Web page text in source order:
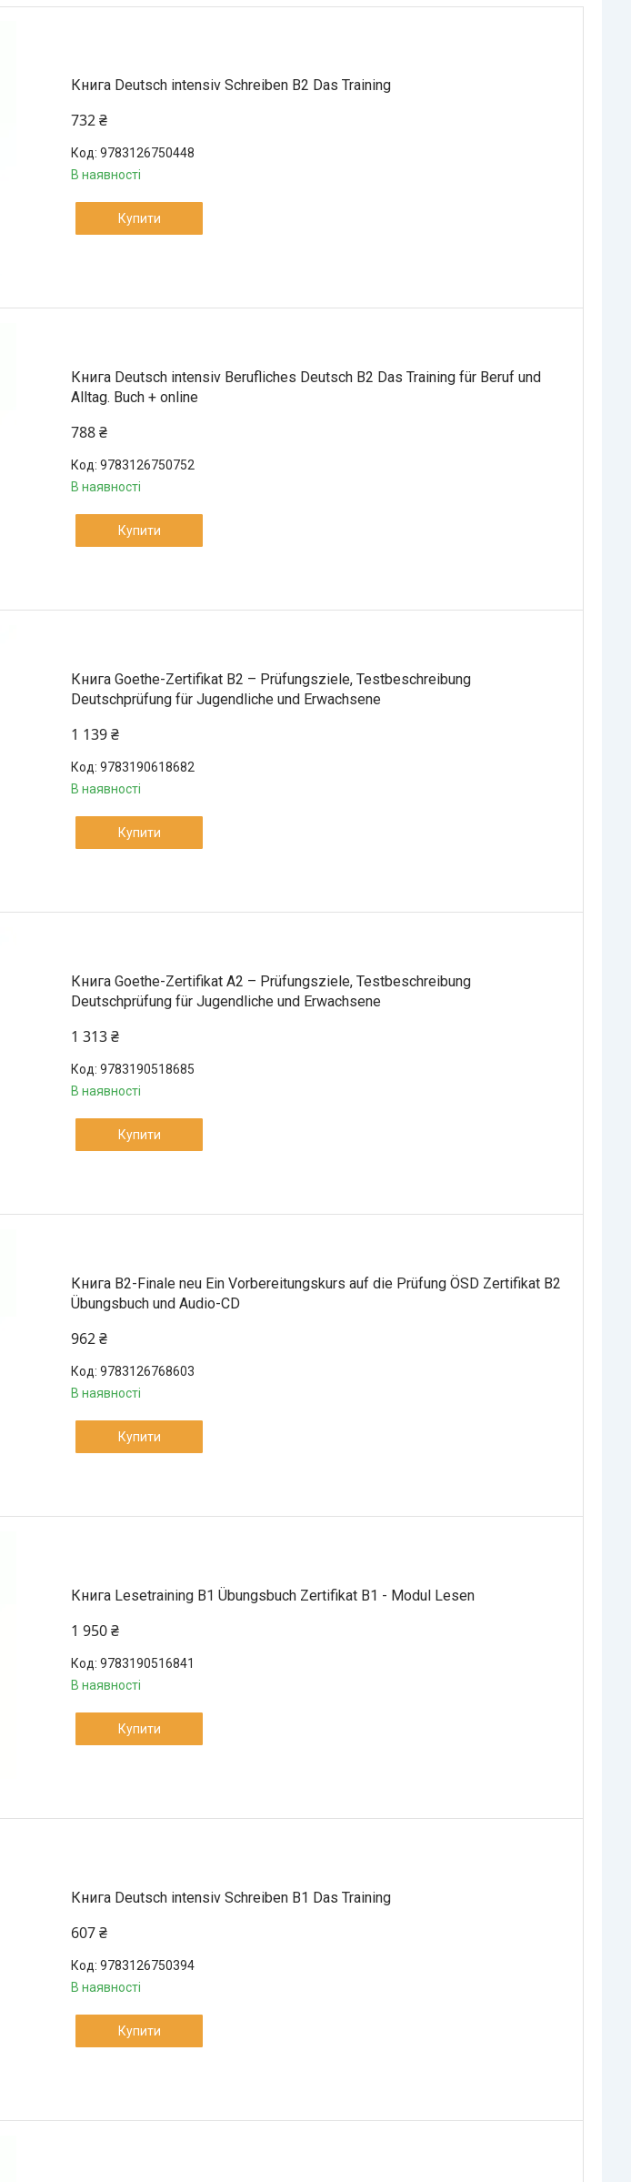
Книга Deutsch intensiv Schreiben B2 Das Training
732 ₴
9783126750448
В наявності
Купити
Книга Deutsch intensiv Berufliches Deutsch B2 Das Training für Beruf und
Alltag. Buch + online
788 ₴
9783126750752
В наявності
Купити
Книга Goethe-Zertifikat B2 – Prüfungsziele, Testbeschreibung
Deutschprüfung für Jugendliche und Erwachsene
1 139 ₴
9783190618682
В наявності
Купити
Книга Goethe-Zertifikat A2 – Prüfungsziele, Testbeschreibung
Deutschprüfung für Jugendliche und Erwachsene
1 313 ₴
9783190518685
В наявності
Купити
Книга B2-Finale neu Ein Vorbereitungskurs auf die Prüfung ÖSD Zertifikat B2
Übungsbuch und Audio-CD
962 ₴
9783126768603
В наявності
Купити
Книга Lesetraining B1 Übungsbuch Zertifikat B1 - Modul Lesen
1 950 ₴
9783190516841
В наявності
Купити
Книга Deutsch intensiv Schreiben B1 Das Training
607 ₴
9783126750394
В наявності
Купити